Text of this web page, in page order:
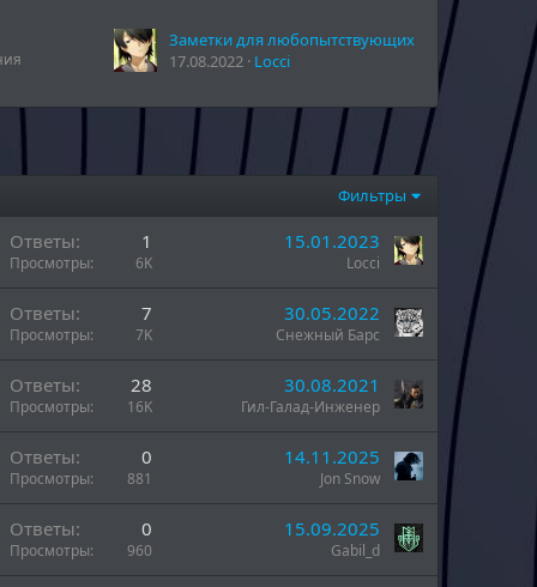
Заметки для любопытствующих
17.08.2022 Locci
Фильтры
Ответы 1
Просмотры 6K
15.01.2023
Locci
Ответы 7
Просмотры 7K
30.05.2022
Снежный Барс
Ответы 28
Просмотры 16K
30.08.2021
Гил-Галад-Инженер
Ответы 0
Просмотры 881
14.11.2025
Jon Snow
Ответы 0
Просмотры 960
15.09.2025
Gabil_d